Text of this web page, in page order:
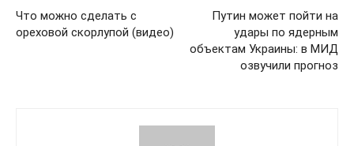
Что можно сделать с
ореховой скорлупой (видео)
Путин может пойти на
удары по ядерным
объектам Украины: в МИД
озвучили прогноз